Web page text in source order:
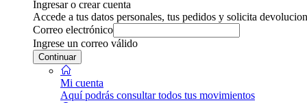
Ingresar o crear cuenta
Accede a tus datos personales, tus pedidos y solicita
Correo electrónico
Ingrese un correo válido
Continuar
Mi cuenta
Aquí podrás consultar todos tus movimientos